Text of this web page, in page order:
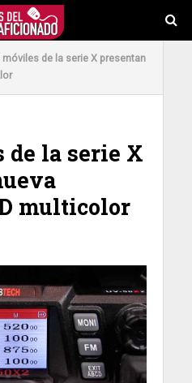
de la serie X presentan
de la serie X
multicolor